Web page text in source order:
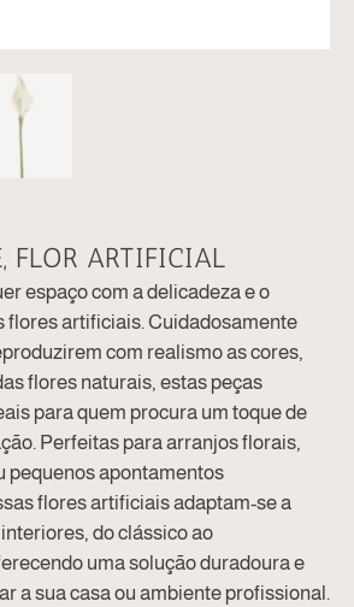
FLOR ARTIFICIAL
espaço com a delicadeza e o
flores artificiais. Cuidadosamente
com realismo as cores,
flores naturais, estas peças
para quem procura um toque de
Perfeitas para arranjos florais,
pequenos apontamentos
flores artificiais adaptam-se a
do clássico ao
uma solução duradoura e
a sua casa ou ambiente profissional.